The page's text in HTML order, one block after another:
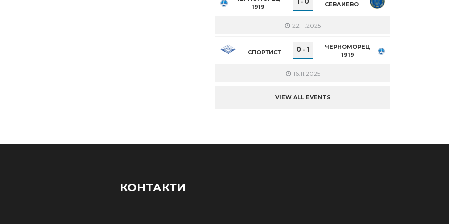
1919
- СЕВЛИЕВО
22.11.2025
СПОРТИСТ 0 - 1
ЧЕРНОМОРЕЦ
1919
16.11.2025
VIEW ALL EVENTS
КОНТАКТИ